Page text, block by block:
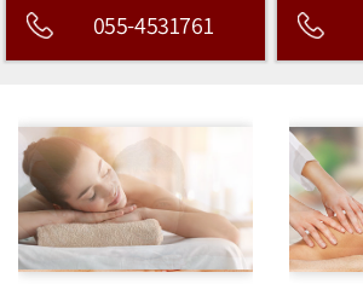
055-4531761